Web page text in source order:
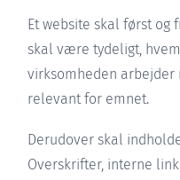
Et website skal først
skal være tydeligt,
virksomheden arbejder
relevant for emnet.
Derudover skal
Overskrifter, interne